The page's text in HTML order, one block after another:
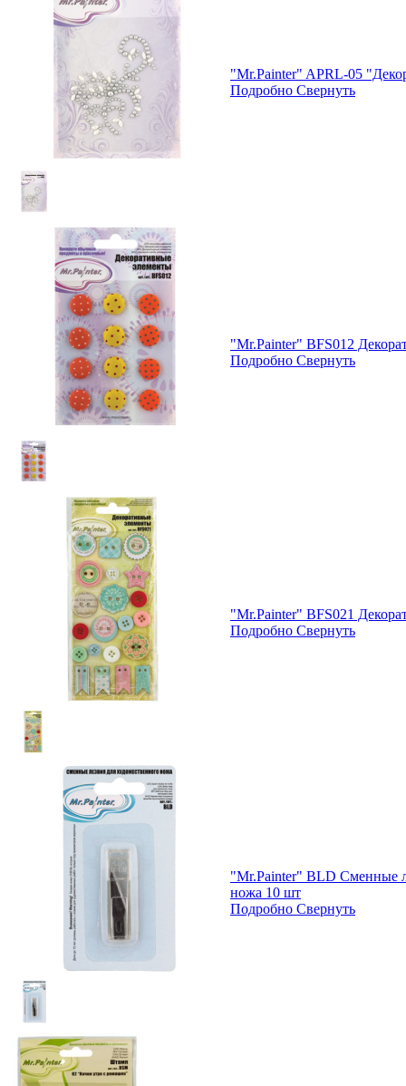
"Mr.Painter" APRL-05
Подробно Свернуть
"Mr.Painter" BFS012
Подробно Свернуть
"Mr.Painter" BFS021
Подробно Свернуть
"Mr.Painter" BLD Сменные
ножа 10 шт
Подробно Свернуть